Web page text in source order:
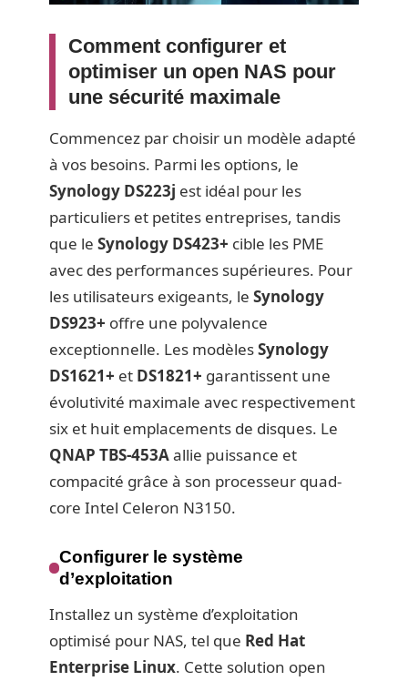
Comment configurer et
optimiser un open NAS pour
une sécurité maximale
Commencez par choisir un modèle adapté
à vos besoins. Parmi les options, le
Synology DS223j est idéal pour les
particuliers et petites entreprises, tandis
que le Synology DS423+ cible les PME
avec des performances supérieures. Pour
les utilisateurs exigeants, le Synology
DS923+ offre une polyvalence
exceptionnelle. Les modèlesSynology
DS1621+ et DS1821+ garantissent une
évolutivité maximale avec respectivement
six et huit emplacements de disques. Le
QNAP TBS-453Aallie puissance et
compacité grâce à son processeur quad-
core Intel Celeron N3150.
Configurer le système
d’exploitation
Installez un système d’exploitation
optimisé pour NAS, tel que Red Hat
Enterprise Linux. Cette solution open